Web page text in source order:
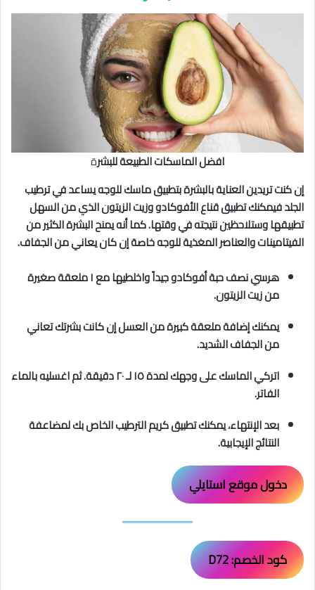
افضل الماسكات الطبيعة للبشرة
إن كنت تريدين العناية بالبشرة بتطبيق ماسك للوجه يساعد في ترطيب
الجلد فيمكنك تطبيق قناع الأفوكادو وزيت الزيتون الذي من السهل
تطبيقها وستلاحظين نتيجته في وقتها. كما أنه يمنح البشرة الكثير من
الفيتامينات والعناصر المغذية للوجه خاصة إن كان يعاني من الجفاف.
هرسي نصف حبة أفوكادو جيداً واخلطيها مع ١ ملعقة صغيرة
من زيت الزيتون.
يمكنك إضافة ملعقة كبيرة من العسل إن كانت بشرتك تعاني
من الجفاف الشديد.
اتركي الماسك على وجهك لمدة ١٥ لـ ٢٠ دقيقة. ثم اغسليه بالماء
الفاتر.
بعد الإنتهاء، يمكنك تطبيق كريم الترطيب الخاص بك لمضاعفة
النتائج الإيجابية.
دخول موقع استايلي
كود الخصم: D72